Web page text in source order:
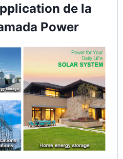
de la
Power